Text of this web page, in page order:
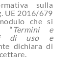
sulla
UE 2016/679
che si
“ Termini e
di uso e
dichiara di